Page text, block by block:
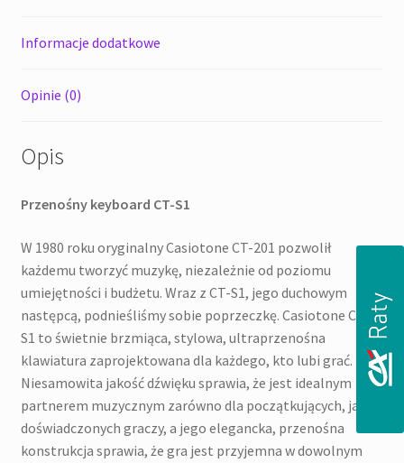
Informacje dodatkowe
Opinie (0)
Opis
Przenośny keyboard CT-S1
W 1980 roku oryginalny Casiotone CT-201 pozwolił
każdemu tworzyć muzykę, niezależnie od poziomu
umiejętności i budżetu. Wraz z CT-S1, jego duchowym
następcą, podnieśliśmy sobie poprzeczkę. Casiotone CT-
S1 to świetnie brzmiąca, stylowa, ultraprzenośna
klawiatura zaprojektowana dla każdego, kto lubi grać.
Niesamowita jakość dźwięku sprawia, że jest idealnym
partnerem muzycznym zarówno dla początkujących, jak i
doświadczonych graczy, a jego elegancka, przenośna
konstrukcja sprawia, że gra jest przyjemna w dowolnym